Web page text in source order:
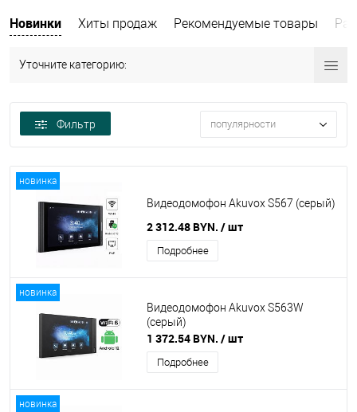
Новинки Хиты продаж Рекомендуемые товары
Уточните категорию:
Фильтр популярности
новинка
Видеодомофон Akuvox S567 (серый)
2 312.48 BYN. / шт
Подробнее
новинка
Видеодомофон Akuvox S563W
(серый)
1 372.54 BYN. / шт
Подробнее
новинка